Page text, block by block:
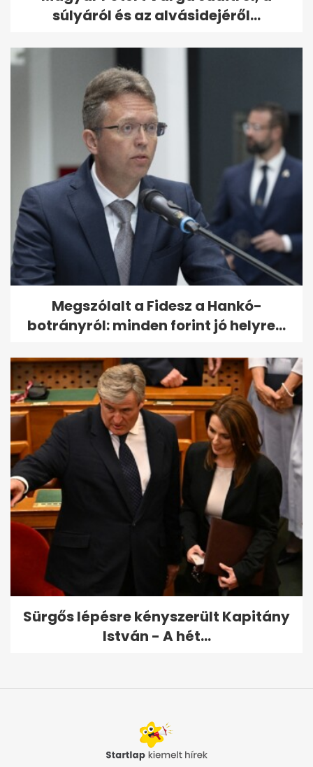
súlyáról és az alvásidejéről...
Megszólalt a Fidesz a Hankó-
botrányról: minden forint jó helyre...
Sürgős lépésre kényszerült Kapitány
István - A hét...